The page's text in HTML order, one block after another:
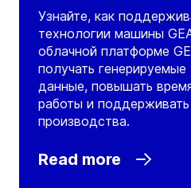
Узнайте, как
технологии машины
облачной платформе
получать
данные, повышать
работы и поддерживать
производства.
Read more